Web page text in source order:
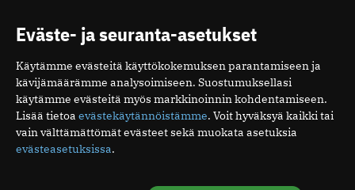
00510 Helsinki
puh. (09) 393 091
toimitus@potilaanlaakarilehti.fi
ISSN 2323-9476
Eväste- ja seuranta-asetukset
Käytämme evästeitä käyttökokemuksen parantamiseen ja
kävijämäärämme analysoimiseen. Suostumuksellasi
käytämme evästeitä myös markkinoinnin kohdentamiseen.
Lisää tietoa evästekäytännöistämme. Voit hyväksyä kaikki tai
vain välttämättömät evästeet sekä muokata asetuksia
evästeasetuksissa.